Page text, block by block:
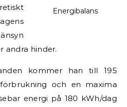
Energibalans
andra hinder.
kommer han till 195
och en maxima
energi på 180 kWh/dag